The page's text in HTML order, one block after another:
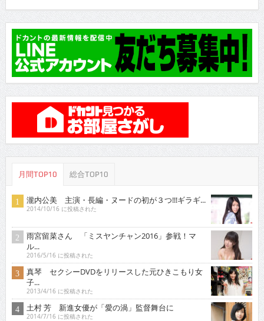
月間TOP10 総合TOP10
瀧内公美 主演・長編・ヌードの初が３つ!!!ギラギ...
2014/10/16 に投稿された
雨宮留菜さん 「ミスヤンチャン2016」参戦！マ
ル...
2016/5/16 に投稿された
真琴 セクシーDVDをリリースした元ひきこもり女
子...
2013/4/16 に投稿された
土村 芳 新進女優が「愛の渦」監督舞台に
2014/7/16 に投稿された